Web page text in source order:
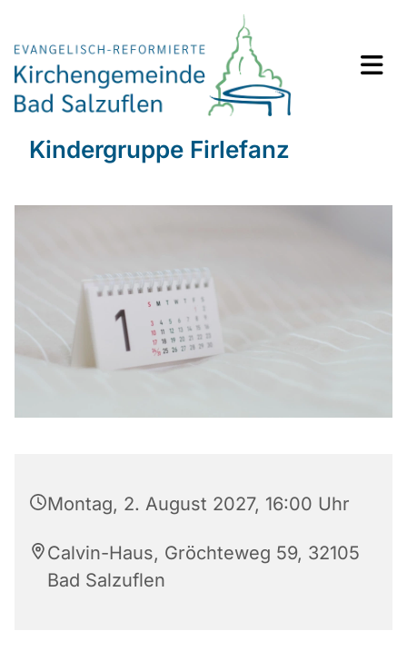
Kindergruppe Firlefanz
Montag, 2. August 2027, 16:00 Uhr
Calvin-Haus, Gröchteweg 59, 32105
Bad Salzuflen